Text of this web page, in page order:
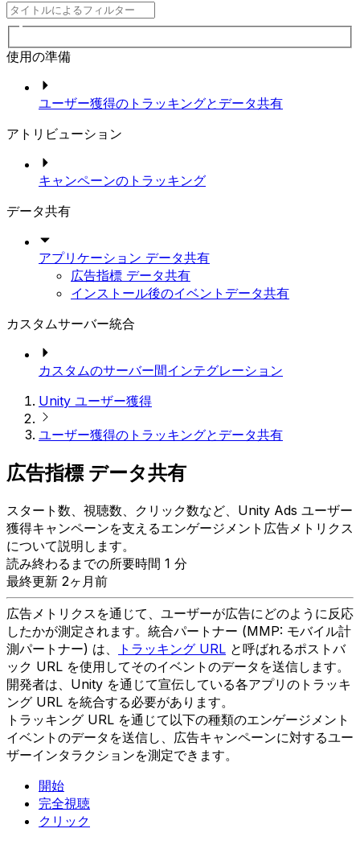
使用の準備
ユーザー獲得のトラッキングとデータ共有
アトリビューション
キャンペーンのトラッキング
データ共有
アプリケーション データ共有
広告指標 データ共有
インストール後のイベントデータ共有
カスタムサーバー統合
カスタムのサーバー間インテグレーション
Unity ユーザー獲得
ユーザー獲得のトラッキングとデータ共有
広告指標 データ共有
スタート数、視聴数、クリック数など、Unity Ads ユーザー
獲得キャンペーンを支えるエンゲージメント広告メトリクス
について説明します。
読み終わるまでの所要時間 1 分
最終更新 2ヶ月前
広告メトリクスを通じて、ユーザーが広告にどのように反応
したかが測定されます。統合パートナー (MMP: モバイル計
測パートナー) は、
トラッキング URL と呼ばれるポストバ
ック URL を使用してそのイベントのデータを送信します。
開発者は、Unity を通じて宣伝している各アプリのトラッキ
ング URL を統合する必要があります。
トラッキング URL を通じて以下の種類のエンゲージメント
イベントのデータを送信し、広告キャンペーンに対するユー
ザーインタラクションを測定できます。
開始
完全視聴
クリック